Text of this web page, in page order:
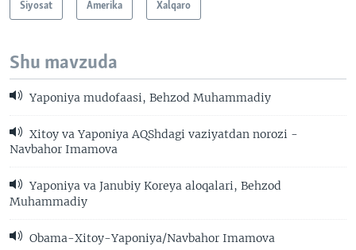
Siyosat Amerika Xalqaro
Shu mavzuda
Yaponiya mudofaasi, Behzod Muhammadiy
Xitoy va Yaponiya AQShdagi vaziyatdan norozi -
Navbahor Imamova
Yaponiya va Janubiy Koreya aloqalari, Behzod
Muhammadiy
Obama-Xitoy-Yaponiya/Navbahor Imamova